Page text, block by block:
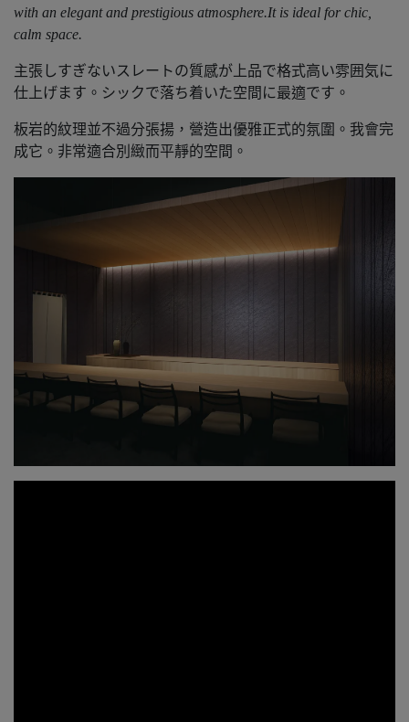
with an elegant and prestigious atmosphere.It is ideal for chic,
calm space.
主張しすぎないスレートの質感が上品で格式高い雰囲気に
仕上げます。シックで落ち着いた空間に最適です。
板岩的紋理並不過分張揚，營造出優雅正式的氛圍。我會完
成它。非常適合別緻而平靜的空間。